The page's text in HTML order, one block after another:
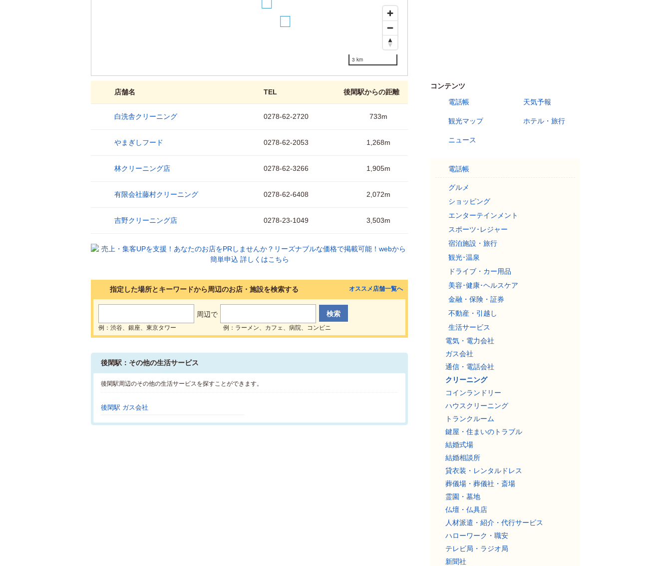
3 km
店舗名 TEL 後閑駅からの距離
白洗舎クリーニング 0278-62-2720 733m
やまぎしフード 0278-62-2053 1,268m
林クリーニング店 0278-62-3266 1,905m
有限会社藤村クリーニング 0278-62-6408 2,072m
吉野クリーニング店 0278-23-1049 3,503m
指定した場所とキーワードから周辺のお店・施設を検索する
周辺で
例：渋谷、銀座、東京タワー 例：ラーメン、カフェ、病院、コンビニ
オススメ店舗一覧へ
後閑駅：その他の生活サービス
後閑駅周辺のその他の生活サービスを探すことができます。
後閑駅 ガス会社
コンテンツ
電話帳
天気予報
観光マップ ホテル・旅行
ニュース
電話帳
グルメ
ショッピング
エンターテインメント
スポーツ･レジャー
宿泊施設・旅行
観光･温泉
ドライブ・カー用品
美容･健康･ヘルスケア
金融・保険・証券
不動産・引越し
生活サービス
電気・電力会社
ガス会社
通信・電話会社
クリーニング
コインランドリー
ハウスクリーニング
トランクルーム
鍵屋・住まいのトラブル
結婚式場
結婚相談所
貸衣装・レンタルドレス
葬儀場・葬儀社・斎場
霊園・墓地
仏壇・仏具店
人材派遣・紹介・代行サービス
ハローワーク・職安
テレビ局・ラジオ局
新聞社